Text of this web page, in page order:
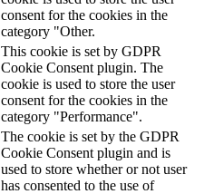
consent for the cookies in the
category "Other.
This cookie is set by GDPR
Cookie Consent plugin. The
cookie is used to store the user
consent for the cookies in the
category "Performance".
The cookie is set by the GDPR
Cookie Consent plugin and is
used to store whether or not user
has consented to the use of